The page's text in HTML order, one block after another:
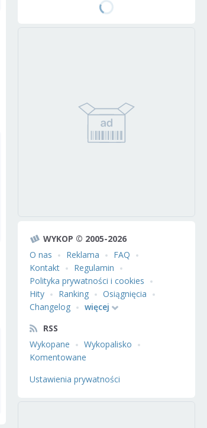
WYKOP © 2005-2026
O nas
Reklama
FAQ
Kontakt
Regulamin
Polityka prywatności i cookies
Hity
Ranking
Osiągnięcia
Changelog
więcej
RSS
Wykopane
Wykopalisko
Komentowane
Ustawienia prywatności